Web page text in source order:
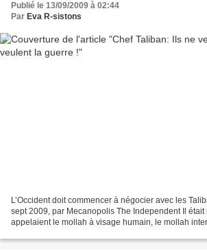
Publié le 13/09/2009 à 02:44
Par Eva R-sistons
L’Occident doit commencer à négocier avec les
sept 2009, par Mecanopolis The Independent Il était
appelaient le mollah à visage humain, le mollah